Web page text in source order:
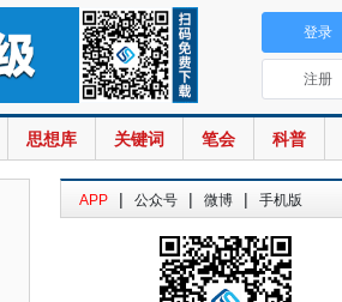
思想库 关键词 笔会 科普
登录
注册
APP | 公众号 | 微博 | 手机版